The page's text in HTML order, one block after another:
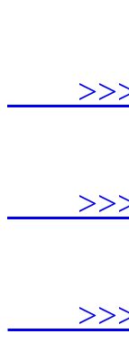
>>>
>>>
>>>